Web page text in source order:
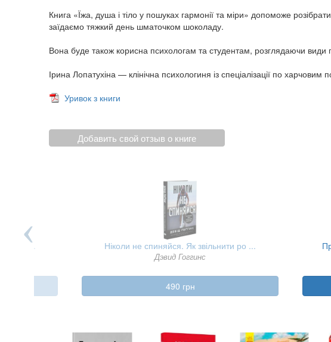
Книга «Їжа, душа і тіло у пошуках гармонії та міри» допоможе
заїдаємо тяжкий день шматочком шоколаду.
Вона буде також корисна психологам та студентам, розглядаючи види
Ірина Лопатухіна — клінічна психологиня із спеціалізації по
Уривок з книги
Добавить свой отзыв о книге
нашо ... Ніколи не спиняйся. Як звільнити ро ...
Дэвид Гоггинс
490 грн